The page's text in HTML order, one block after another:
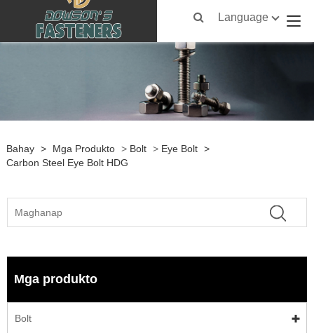
Language
Bahay > Mga Produkto > Bolt > Eye Bolt >
Carbon Steel Eye Bolt HDG
Mga produkto
Bolt